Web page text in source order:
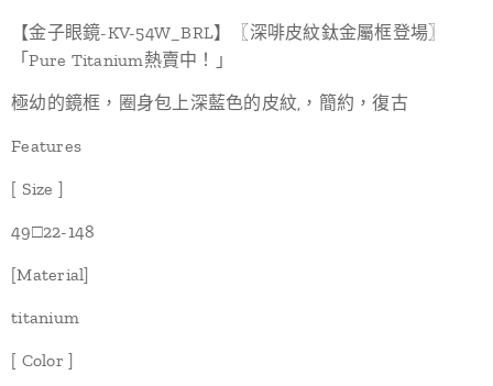
【金子眼鏡-KV-54W_BRL】〖深啡皮紋鈦金屬框登場〗
「Pure Titanium熱賣中！」
極幼的鏡框，圈身包上深藍色的皮紋,，簡約，復古
Features
[ Size ]
49□22-148
[Material]
titanium
[ Color ]